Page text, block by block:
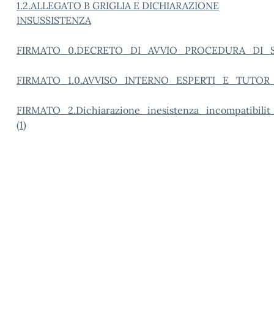
1.2.ALLEGATO B GRIGLIA E DICHIARAZIONE
INSUSSISTENZA
(1)